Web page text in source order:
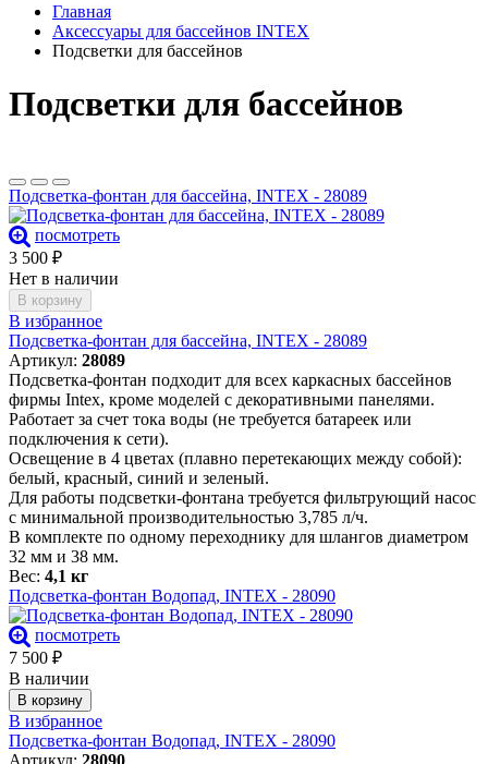
Главная
Аксессуары для бассейнов INTEX
Подсветки для бассейнов
Подсветки для бассейнов
Подсветка-фонтан для бассейна, INTEX - 28089
посмотреть
3 500 ₽
Нет в наличии
В корзину
В избранное
Подсветка-фонтан для бассейна, INTEX - 28089
Артикул: 28089
Подсветка-фонтан подходит для всех каркасных бассейнов
фирмы Intex, кроме моделей с декоративными панелями.
Работает за счет тока воды (не требуется батареек или
подключения к сети).
Освещение в 4 цветах (плавно перетекающих между собой):
белый, красный, синий и зеленый.
Для работы подсветки-фонтана требуется фильтрующий насос
с минимальной производительностью 3,785 л/ч.
В комплекте по одному переходнику для шлангов диаметром
32 мм и 38 мм.
Вес: 4,1 кг
Подсветка-фонтан Водопад, INTEX - 28090
посмотреть
7 500 ₽
В наличии
В корзину
В избранное
Подсветка-фонтан Водопад, INTEX - 28090